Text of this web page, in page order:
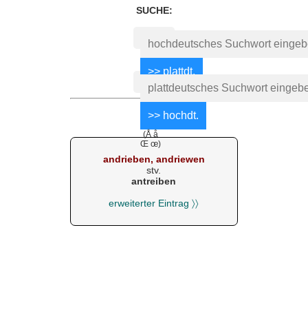
SUCHE:
(Å å
Œ œ)
andrieben, andriewen
stv.
antreiben
erweiterter Eintrag 〉〉